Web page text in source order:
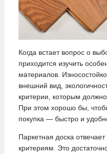
Когда встает вопрос о
приходится изучить
материалов.
внешний вид,
критерии, которым
При этом хорошо бы,
покупка — быстро и
Паркетная доска
критериям. Это